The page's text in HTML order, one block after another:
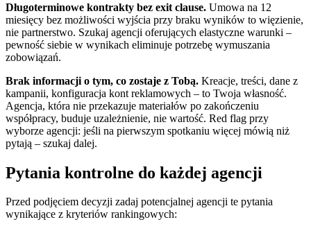
Długoterminowe kontrakty bez exit clause. Umowa na 12
miesięcy bez możliwości wyjścia przy braku wyników to więzienie,
nie partnerstwo. Szukaj agencji oferujących elastyczne warunki –
pewność siebie w wynikach eliminuje potrzebę wymuszania
zobowiązań.
Brak informacji o tym, co zostaje z Tobą. Kreacje, treści, dane z
kampanii, konfiguracja kont reklamowych – to Twoja własność.
Agencja, która nie przekazuje materiałów po zakończeniu
współpracy, buduje uzależnienie, nie wartość. Red flag przy
wyborze agencji: jeśli na pierwszym spotkaniu więcej mówią niż
pytają – szukaj dalej.
Pytania kontrolne do każdej agencji
Przed podjęciem decyzji zadaj potencjalnej agencji te pytania
wynikające z kryteriów rankingowych: